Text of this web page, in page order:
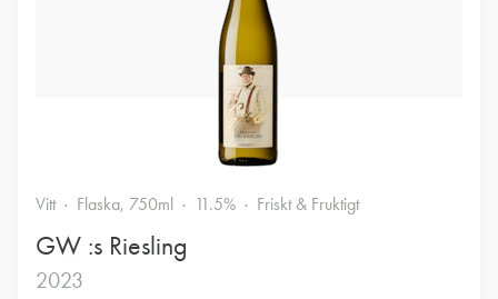
Vitt Flaska, 750ml 11.5% Friskt & Fruktigt
GW :s Riesling
2023